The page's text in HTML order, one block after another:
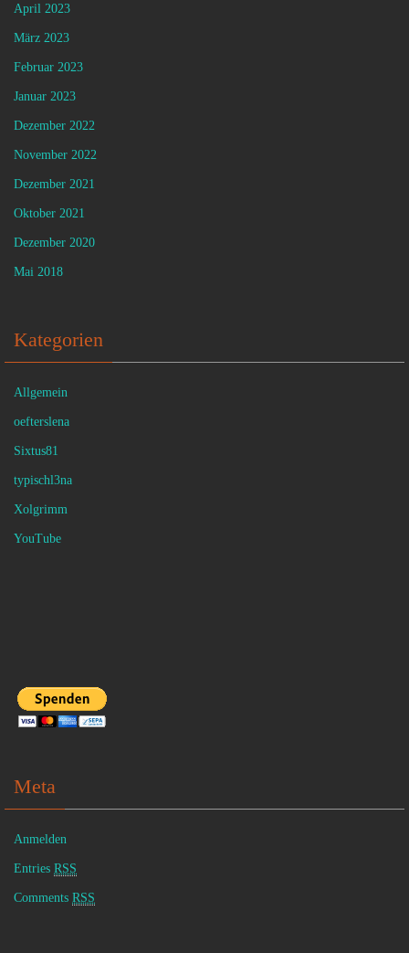
April 2023
März 2023
Februar 2023
Januar 2023
Dezember 2022
November 2022
Dezember 2021
Oktober 2021
Dezember 2020
Mai 2018
Kategorien
Allgemein
oefterslena
Sixtus81
typischl3na
Xolgrimm
YouTube
Meta
Anmelden
Entries RSS
Comments RSS